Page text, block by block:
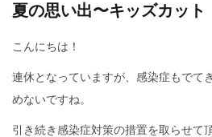
夏の思い出〜キッズカット
こんにちは！
連休となっていますが、感染症もでて
めないですね。
引き続き感染症対策の措置を取らせて